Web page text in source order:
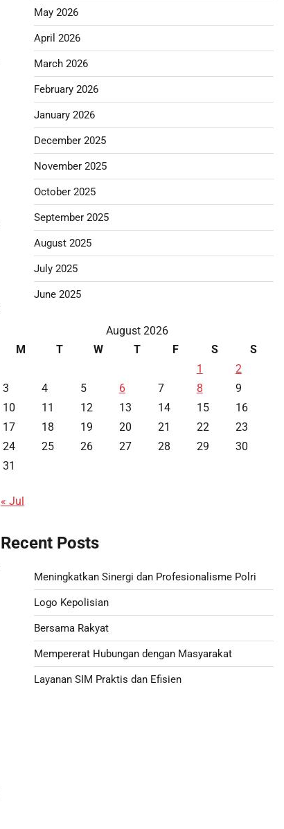
May 2026
April 2026
March 2026
February 2026
January 2026
December 2025
November 2025
October 2025
September 2025
August 2025
July 2025
June 2025
August 2026
M
T W T F S
S
1
2
3
4 5 6 7 8
9
10
11 12 13 14 15
16
17
18 19 20 21 22
23
24
25 26 27 28 29
30
31
« Jul
Recent Posts
Meningkatkan Sinergi dan Profesionalisme Polri
Logo Kepolisian
Bersama Rakyat
Mempererat Hubungan dengan Masyarakat
Layanan SIM Praktis dan Efisien